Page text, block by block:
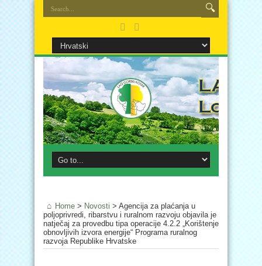
Home > Novosti > Agencija za plaćanja u
poljoprivredi, ribarstvu i ruralnom razvoju objavila je
natječaj za provedbu tipa operacije 4.2.2 „Korištenje
obnovljivih izvora energije“ Programa ruralnog
razvoja Republike Hrvatske